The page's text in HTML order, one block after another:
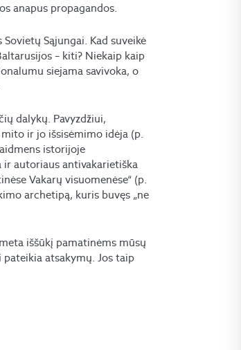
anapus propagandos.
Sąjungai. Kad suveikė
– kiti? Niekaip kaip
siejama savivoka, o
dalykų. Pavyzdžiui,
ir jo išsisėmimo idėja (p.
istorijoje
ir autoriaus antivakarietiška
Vakarų visuomenėse“ (p.
archetipą, kuris buvęs „ne
iššūkį pamatinėms mūsų
atsakymų. Jos taip